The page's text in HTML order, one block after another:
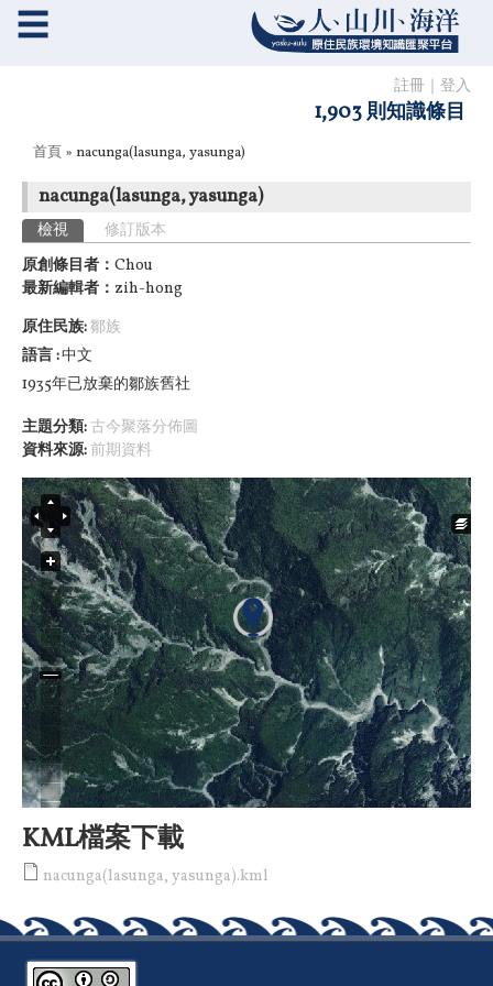
註冊 登入
1,903 則知識條目
☰
您在這裡
首頁 » nacunga(lasunga, yasunga)
nacunga(lasunga, yasunga)
主要索引標籤
檢視 (作用中頁籤)
修訂版本
原創條目者： Chou
最新編輯者： zih-hong
原住民族:鄒族
語言 中文
1935年已放棄的鄒族舊社
主題分類:古今聚落分佈圖
資料來源:前期資料
KML檔案下載
nacunga(lasunga, yasunga).kml